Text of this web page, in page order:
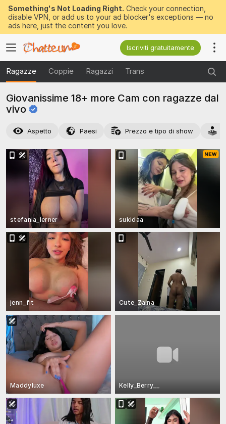
Something's Not Loading Right. Check your connection,
disable VPN, or add us to your ad blocker's exceptions — no
ads here, just the content you love.
Iscriviti gratuitamente
Ragazze Coppie Ragazzi Trans
Giovanissime 18+ more Cam con ragazze dal
vivo
Aspetto Paesi Prezzo e tipo di show
stefania_lerner sukidaa
jenn_fit Cute_Zaina
Maddyluxe Kelly_Berry__